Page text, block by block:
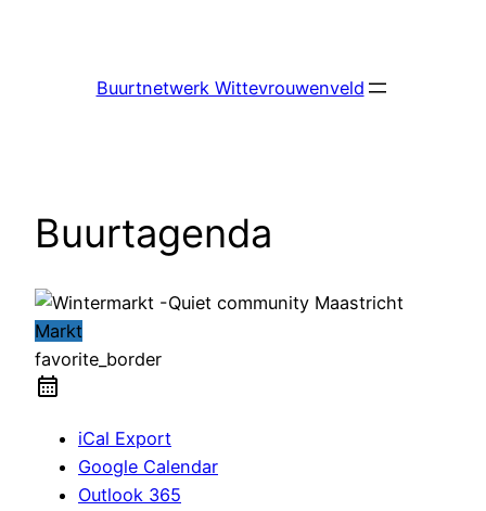
Buurtnetwerk Wittevrouwenveld
Buurtagenda
Markt
favorite_border
iCal Export
Google Calendar
Outlook 365